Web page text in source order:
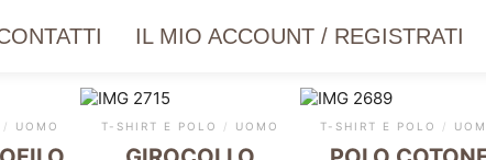
IL MIO ACCOUNT / REGISTRATI
/ UOMO T-SHIRT E POLO / UOMO T-SHIRT E POLO /